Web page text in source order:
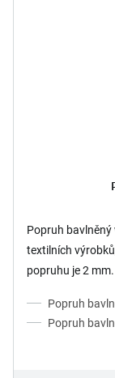
Popruh
textilních
popruhu je 2 mm.
Popruh
Popruh